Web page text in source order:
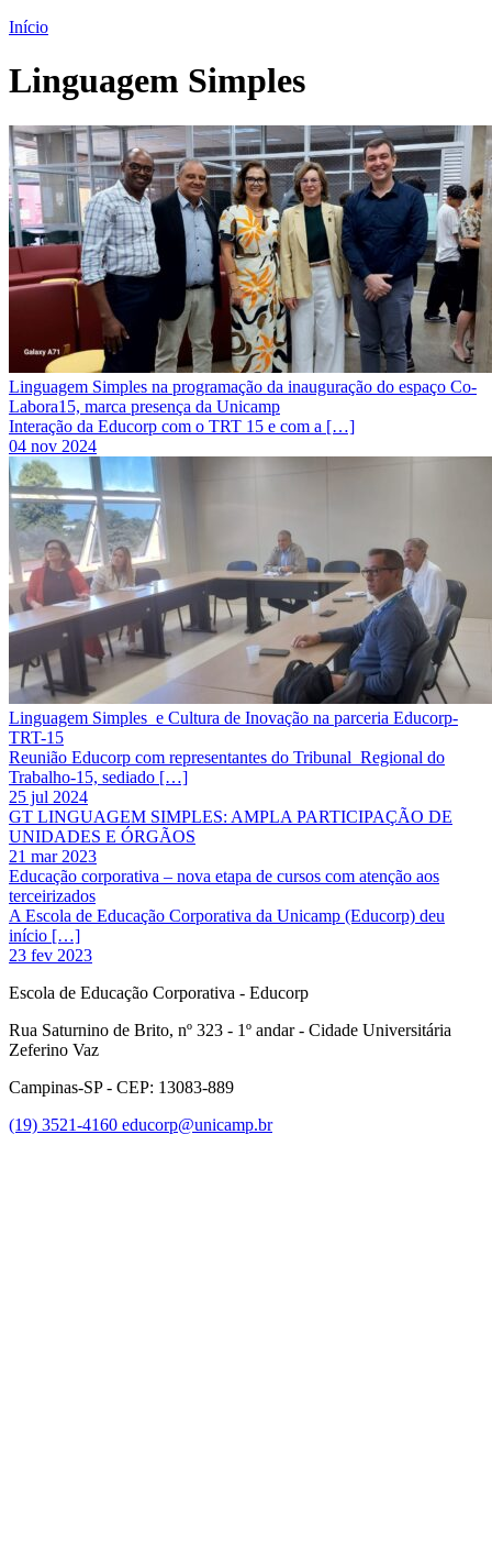
Início
Linguagem Simples
Linguagem Simples na programação da inauguração do espaço Co-
Labora15, marca presença da Unicamp
Interação da Educorp com o TRT 15 e com a […]
04 nov 2024
Linguagem Simples e Cultura de Inovação na parceria Educorp-
TRT-15
Reunião Educorp com representantes do Tribunal Regional do
Trabalho-15, sediado […]
25 jul 2024
GT LINGUAGEM SIMPLES: AMPLA PARTICIPAÇÃO DE
UNIDADES E ÓRGÃOS
21 mar 2023
Educação corporativa – nova etapa de cursos com atenção aos
terceirizados
A Escola de Educação Corporativa da Unicamp (Educorp) deu
início […]
23 fev 2023
Escola de Educação Corporativa - Educorp
Rua Saturnino de Brito, nº 323 - 1º andar - Cidade Universitária
Zeferino Vaz
Campinas-SP - CEP: 13083-889
(19) 3521-4160 educorp@unicamp.br